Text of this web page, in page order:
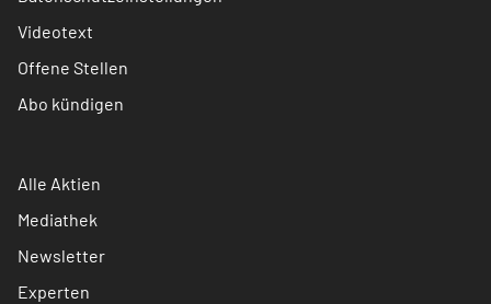
Videotext
Offene Stellen
Abo kündigen
Alle Aktien
Mediathek
Newsletter
Experten